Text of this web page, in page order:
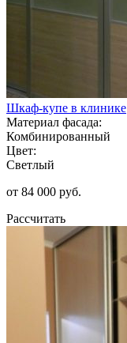
Шкаф-купе в клинике
Материал фасада:
Комбинированный
Цвет:
Светлый
от 84 000 руб.
Рассчитать